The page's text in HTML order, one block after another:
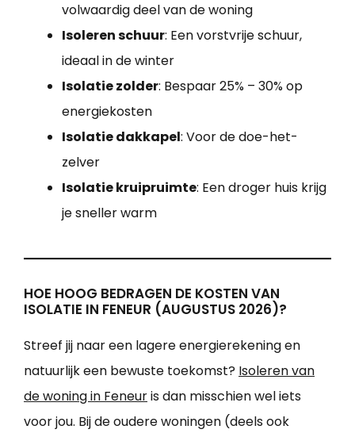
volwaardig deel van de woning
Isoleren schuur: Een vorstvrije schuur,
ideaal in de winter
Isolatie zolder: Bespaar 25% – 30% op
energiekosten
Isolatie dakkapel: Voor de doe-het-
zelver
Isolatie kruipruimte: Een droger huis krijg
je sneller warm
HOE HOOG BEDRAGEN DE KOSTEN VAN
ISOLATIE IN FENEUR (AUGUSTUS 2026)?
Streef jij naar een lagere energierekening en
natuurlijk een bewuste toekomst? Isoleren van
de woning in Feneuris dan misschien wel iets
voor jou. Bij de oudere woningen (deels ook